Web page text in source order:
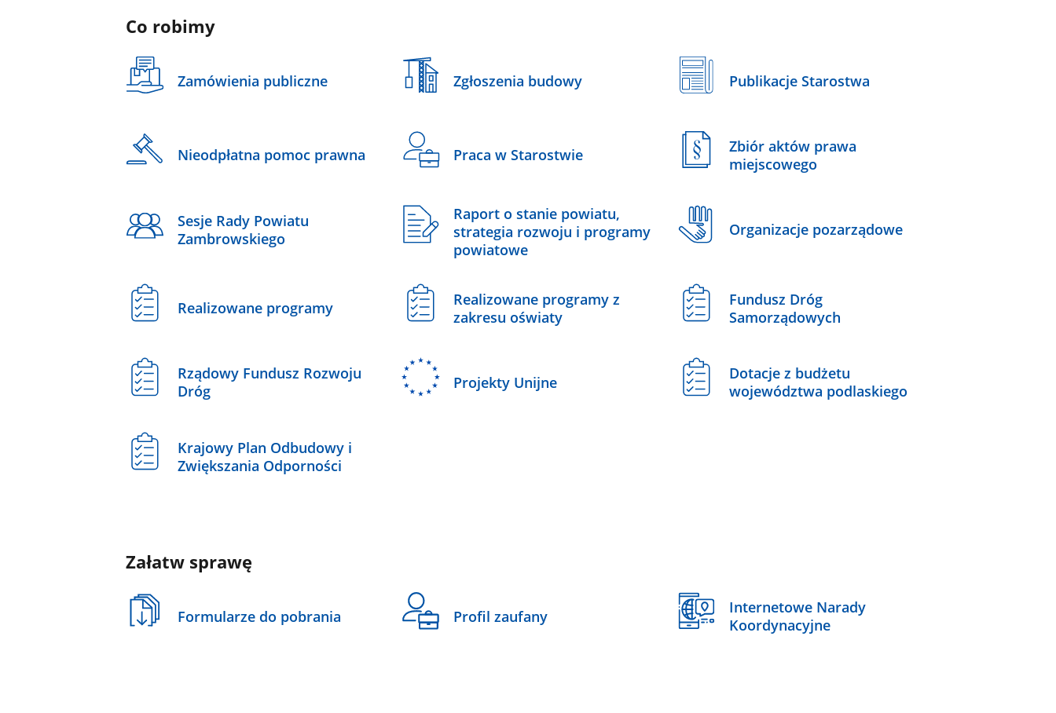
Co robimy
Zamówienia publiczne Zgłoszenia budowy Publikacje Starostwa
Nieodpłatna pomoc prawna Praca w Starostwie
Zbiór aktów prawa
miejscowego
Sesje Rady Powiatu
Zambrowskiego
Raport o stanie powiatu,
strategia rozwoju i programy
powiatowe
Organizacje pozarządowe
Realizowane programy
Realizowane programy z
zakresu oświaty
Fundusz Dróg
Samorządowych
Rządowy Fundusz Rozwoju
Dróg
Projekty Unijne
Dotacje z budżetu
województwa podlaskiego
Krajowy Plan Odbudowy i
Zwiększania Odporności
Załatw sprawę
Formularze do pobrania Profil zaufany
Internetowe Narady
Koordynacyjne